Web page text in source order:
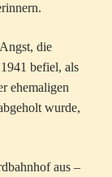
die
befiel, als
ehemaligen
wurde,
aus –